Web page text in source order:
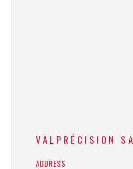
VALPRÉCISION SA
ADDRESS